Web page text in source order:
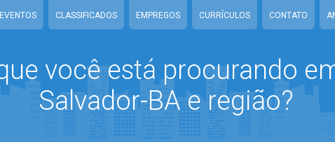
EVENTOS CLASSIFICADOS EMPREGOS CURRÍCULOS CONTATO
você está procurando
Salvador-BA e região?